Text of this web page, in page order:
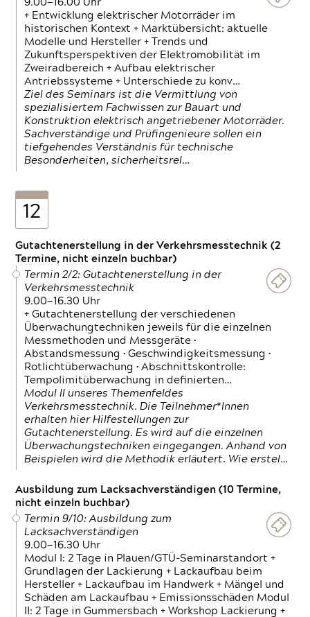
9.00—16.00 Uhr
+ Entwicklung elektrischer Motorräder im
historischen Kontext + Marktübersicht: aktuelle
Modelle und Hersteller + Trends und
Zukunftsperspektiven der Elektromobilität im
Zweiradbereich + Aufbau elektrischer
Antriebssysteme + Unterschiede zu konv…
Ziel des Seminars ist die Vermittlung von
spezialisiertem Fachwissen zur Bauart und
Konstruktion elektrisch angetriebener Motorräder.
Sachverständige und Prüfingenieure sollen ein
tiefgehendes Verständnis für technische
Besonderheiten, sicherheitsrel…
12
Gutachtenerstellung in der Verkehrsmesstechnik (2
Termine, nicht einzeln buchbar)
Termin 2/2: Gutachtenerstellung in der
Verkehrsmesstechnik
9.00—16.30 Uhr
+ Gutachtenerstellung der verschiedenen
Überwachungtechniken jeweils für die einzelnen
Messmethoden und Messgeräte •
Abstandsmessung • Geschwindigkeitsmessung •
Rotlichtüberwachung • Abschnittskontrolle:
Tempolimitüberwachung in definierten…
Modul II unseres Themenfeldes
Verkehrsmesstechnik. Die Teilnehmer*Innen
erhalten hier Hilfestellungen zur
Gutachtenerstellung. Es wird auf die einzelnen
Überwachungstechniken eingegangen. Anhand von
Beispielen wird die Methodik erläutert. Wie erstel…
Ausbildung zum Lacksachverständigen (10 Termine,
nicht einzeln buchbar)
Termin 9/10: Ausbildung zum
Lacksachverständigen
9.00—16.30 Uhr
Modul I: 2 Tage in Plauen/GTÜ-Seminarstandort +
Grundlagen der Lackierung + Lackaufbau beim
Hersteller + Lackaufbau im Handwerk + Mängel und
Schäden am Lackaufbau + Emissionsschäden Modul
II: 2 Tage in Gummersbach + Workshop Lackierung +